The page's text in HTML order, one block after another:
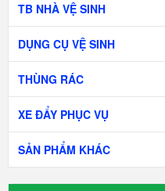
TB NHÀ VỆ SINH
DỤNG CỤ VỆ SINH
THÙNG RÁC
XE ĐẨY PHỤC VỤ
SẢN PHẨM KHÁC